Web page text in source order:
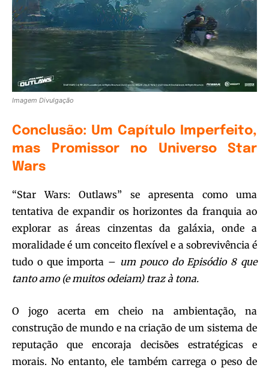
Imagem Divulgação
Conclusão: Um Capítulo Imperfeito,
mas Promissor no Universo Star
Wars
“Star Wars: Outlaws” se apresenta como uma
tentativa de expandir os horizontes da franquia ao
explorar as áreas cinzentas da galáxia, onde a
moralidade é um conceito flexível e a sobrevivência é
tudo o que importa – um pouco do Episódio 8 que
tanto amo (e muitos odeiam) traz à tona.
O jogo acerta em cheio na ambientação, na
construção de mundo e na criação de um sistema de
reputação que encoraja decisões estratégicas e
morais. No entanto, ele também carrega o peso de